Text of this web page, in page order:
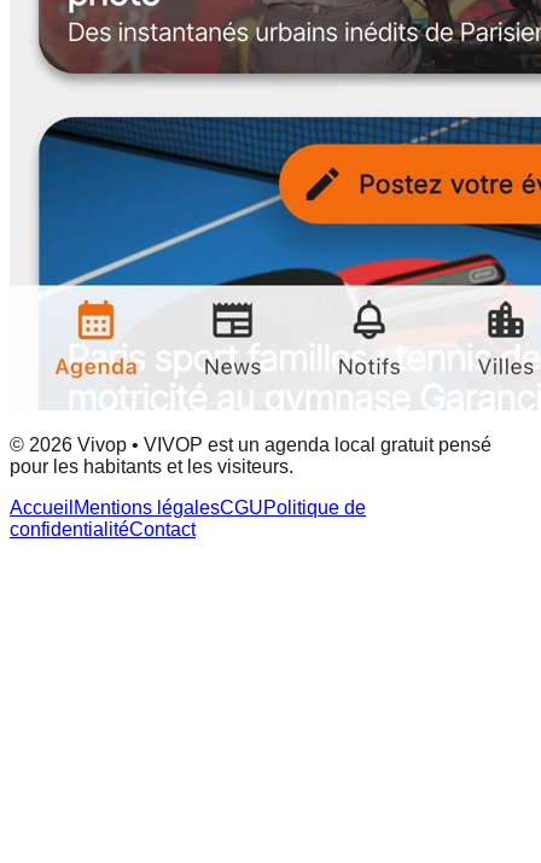
© 2026 Vivop • VIVOP est un agenda local gratuit pensé
pour les habitants et les visiteurs.
Accueil Mentions légalesCGUPolitique de
confidentialitéContact